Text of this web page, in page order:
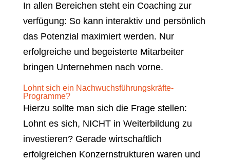
In allen Bereichen steht ein Coaching zur
verfügung: So kann interaktiv und persönlich
das Potenzial maximiert werden. Nur
erfolgreiche und begeisterte Mitarbeiter
bringen Unternehmen nach vorne.
Lohnt sich ein Nachwuchsführungskräfte-
Programme?
Hierzu sollte man sich die Frage stellen:
Lohnt es sich, NICHT in Weiterbildung zu
investieren? Gerade wirtschaftlich
erfolgreichen Konzernstrukturen waren und